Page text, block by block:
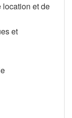
et de
et